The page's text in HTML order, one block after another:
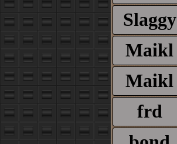
Slaggy
Maikl
Maikl
frd